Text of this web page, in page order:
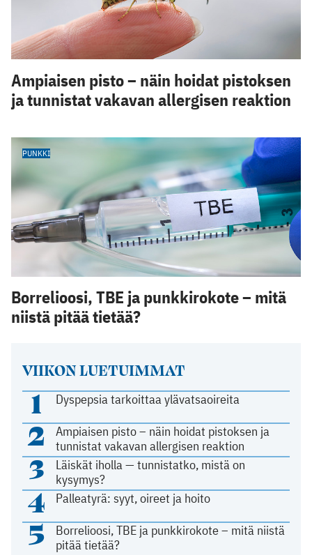
VIIKON LUETUIMMAT
1 Dyspepsia tarkoittaa ylävatsaoireita
2
Ampiaisen pisto – näin hoidat pistoksen ja
tunnistat vakavan allergisen reaktion
3
Läiskät iholla — tunnistatko, mistä on
kysymys?
4 Palleatyrä: syyt, oireet ja hoito
5
Borrelioosi, TBE ja punkkirokote – mitä niistä
pitää tietää?
Ampiaisen pisto – näin hoidat pistoksen
ja tunnistat vakavan allergisen reaktion
PUNKKI
Borrelioosi, TBE ja punkkirokote – mitä
niistä pitää tietää?